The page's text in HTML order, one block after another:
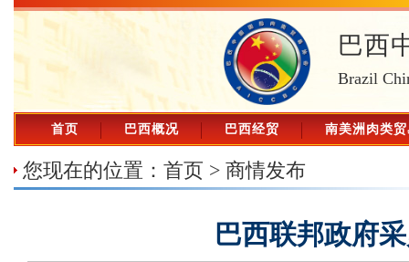
巴西
Brazil
首页 巴西概况 巴西经贸 南美洲肉类
您现在的位置： 首页 > 商情发布
巴西联邦政府